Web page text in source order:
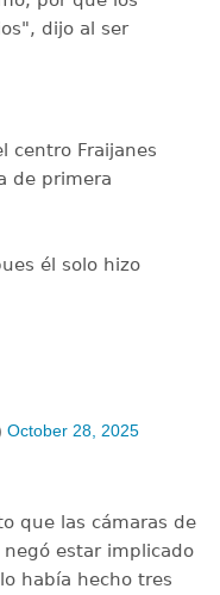
dijo al ser
centro Fraijanes
de primera
él solo hizo
October 28, 2025
que las cámaras de
estar implicado
había hecho tres